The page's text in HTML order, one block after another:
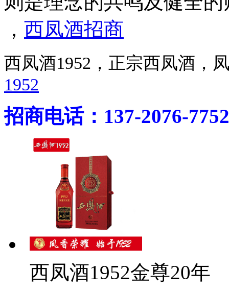
， 西凤酒招商
西凤酒1952，正宗西凤酒
1952
招商电话：137-2076-7752
西凤酒1952金尊20年